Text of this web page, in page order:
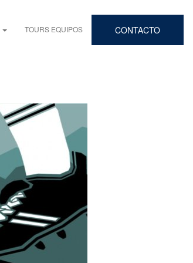
TOURS EQUIPOS CONTACTO